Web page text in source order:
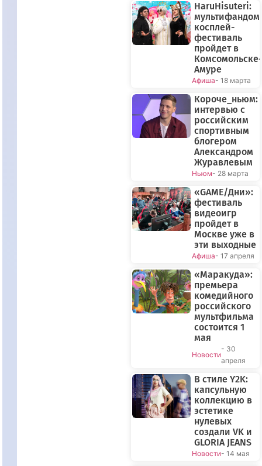
HaruHisuteri:
косплей-
фестиваль
пройдет в
Амуре
Афиша- 18 марта
Короче_ньюм:
интервью с
российским
спортивным
блогером
Александром
Журавлевым
Ньюм- 28 марта
«GAME/Дни»:
фестиваль
видеоигр
пройдет в
Москве уже в
эти выходные
Афиша- 17 апреля
«Маракуда»:
премьера
комедийного
российского
мультфильма
состоится 1
мая
Новости
- 30
апреля
В стиле Y2K:
капсульную
коллекцию в
эстетике
нулевых
создали VK и
GLORIA JEANS
Новости- 14 мая